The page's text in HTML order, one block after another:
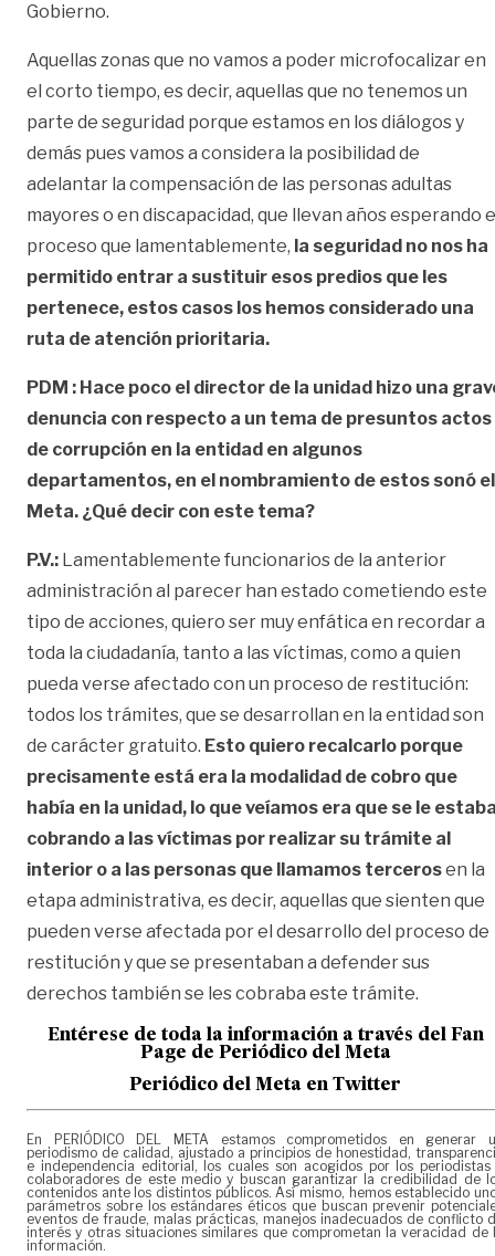
Gobierno.
Aquellas zonas que no vamos a poder microfocalizar en
el corto tiempo, es decir, aquellas que no tenemos un
parte de seguridad porque estamos en los diálogos y
demás pues vamos a considera la posibilidad de
adelantar la compensación de las personas adultas
mayores o en discapacidad, que llevan años esperando
proceso que lamentablemente, la seguridad no nos ha
permitido entrar a sustituir esos predios que les
pertenece, estos casos los hemos considerado una
ruta de atención prioritaria.
PDM : Hace poco el director de la unidad hizo una
denuncia con respecto a un tema de presuntos actos
de corrupción en la entidad en algunos
departamentos, en el nombramiento de estos sonó el
Meta. ¿Qué decir con este tema?
P.V.: Lamentablemente funcionarios de la anterior
administración al parecer han estado cometiendo este
tipo de acciones, quiero ser muy enfática en recordar a
toda la ciudadanía, tanto a las víctimas, como a quien
pueda verse afectado con un proceso de restitución:
todos los trámites, que se desarrollan en la entidad son
de carácter gratuito. Esto quiero recalcarlo porque
precisamente está era la modalidad de cobro que
había en la unidad, lo que veíamos era que se le
cobrando a las víctimas por realizar su trámite al
interior o a las personas que llamamos tercerosen la
etapa administrativa, es decir, aquellas que sienten que
pueden verse afectada por el desarrollo del proceso de
restitución y que se presentaban a defender sus
derechos también se les cobraba este trámite.
Entérese de toda la información a través del Fan
Page de Periódico del Meta
Periódico del Meta en Twitter
En PERIÓDICO DEL META estamos comprometidos en generar
periodismo de calidad, ajustado a principios de honestidad,
e independencia editorial, los cuales son acogidos por los periodistas
colaboradores de este medio y buscan garantizar la credibilidad de
contenidos ante los distintos públicos. Así mismo, hemos establecido
parámetros sobre los estándares éticos que buscan prevenir
eventos de fraude, malas prácticas, manejos inadecuados de conflicto
interés y otras situaciones similares que comprometan la veracidad de
información.